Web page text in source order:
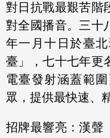
對日抗戰最艱苦階
對全國播音。三十
年一月十日於臺
臺」，七十七年更
電臺發射涵蓋範
眾，提供最快速、
招牌最響亮：漢聲